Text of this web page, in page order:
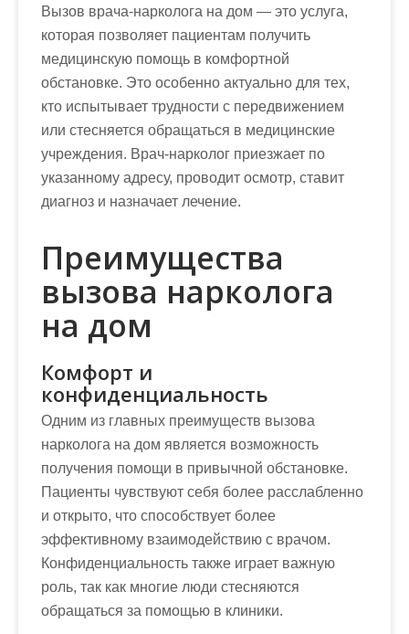
Вызов врача-нарколога на дом — это услуга,
которая позволяет пациентам получить
медицинскую помощь в комфортной
обстановке. Это особенно актуально для тех,
кто испытывает трудности с передвижением
или стесняется обращаться в медицинские
учреждения. Врач-нарколог приезжает по
указанному адресу, проводит осмотр, ставит
диагноз и назначает лечение.
Преимущества
вызова нарколога
на дом
Комфорт и
конфиденциальность
Одним из главных преимуществ вызова
нарколога на дом является возможность
получения помощи в привычной обстановке.
Пациенты чувствуют себя более расслабленно
и открыто, что способствует более
эффективному взаимодействию с врачом.
Конфиденциальность также играет важную
роль, так как многие люди стесняются
обращаться за помощью в клиники.